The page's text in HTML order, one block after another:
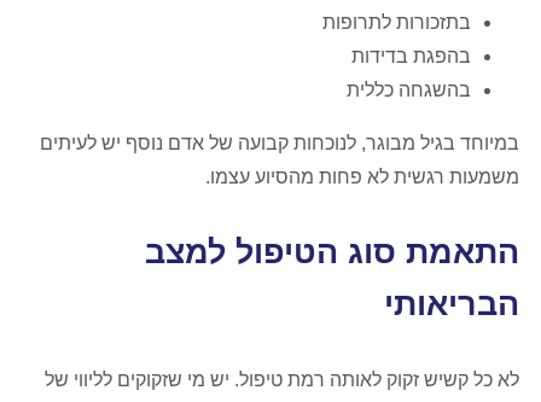
בתזכורות לתרופות
בהפגת בדידות
בהשגחה כללית
במיוחד בגיל מבוגר, לנוכחות קבועה של אדם נוסף יש לעיתים
משמעות רגשית לא פחות מהסיוע עצמו.
התאמת סוג הטיפול למצב
הבריאותי
לא כל קשיש זקוק לאותה רמת טיפול. יש מי שזקוקים לליווי של